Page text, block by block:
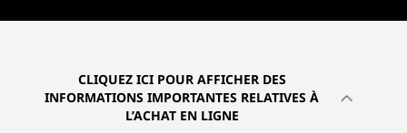
CLIQUEZ ICI POUR AFFICHER DES
INFORMATIONS IMPORTANTES RELATIVES À
L’ACHAT EN LIGNE